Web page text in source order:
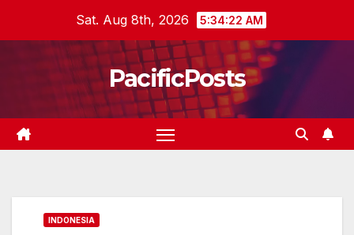
Sat. Aug 8th, 2026 5:34:23 AM
PacificPosts
INDONESIA